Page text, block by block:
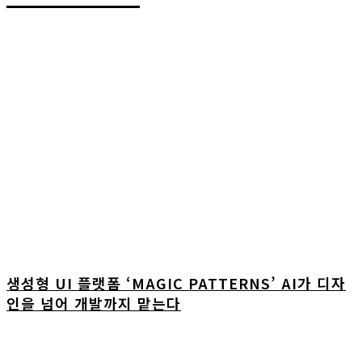
생성형 UI 플랫폼 ‘MAGIC PATTERNS’ AI가 디자
인을 넘어 개발까지 맡는다